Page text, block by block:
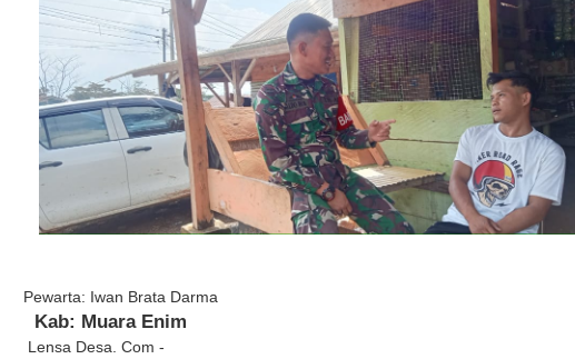
Pewarta: Iwan Brata Darma
Kab: Muara Enim
Lensa Desa. Com -